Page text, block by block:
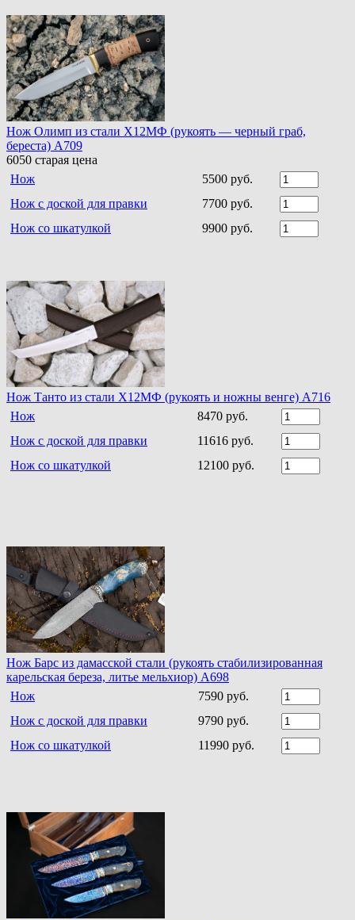
Нож Олимп из стали Х12МФ (рукоять — черный граб,
береста) A709
6050 старая цена
Нож
5500 руб.
Нож с доской для правки
7700 руб.
Нож со шкатулкой
9900 руб.
Нож Танто из стали Х12МФ (рукоять и ножны венге) A716
Нож
8470 руб.
Нож с доской для правки
11616 руб.
Нож со шкатулкой
12100 руб.
Нож Барс из дамасской стали (рукоять стабилизированная
карельская береза, литье мельхиор) A698
Нож
7590 руб.
Нож с доской для правки
9790 руб.
Нож со шкатулкой
11990 руб.